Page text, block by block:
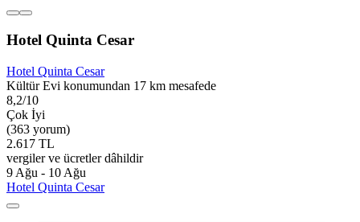
Hotel Quinta Cesar
Hotel Quinta Cesar
Kültür Evi konumundan 17 km mesafede
8,2/10
Çok İyi
(363 yorum)
2.617 TL
vergiler ve ücretler dâhildir
9 Ağu - 10 Ağu
Hotel Quinta Cesar